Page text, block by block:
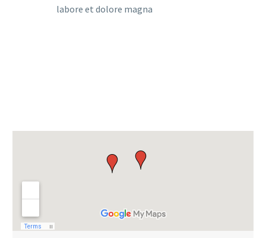
labore et dolore magna